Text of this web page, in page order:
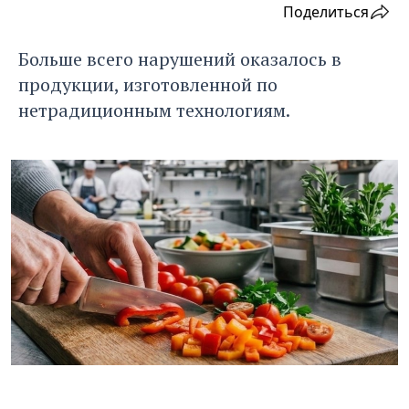
Поделиться
Больше всего нарушений оказалось в
продукции, изготовленной по
нетрадиционным технологиям.